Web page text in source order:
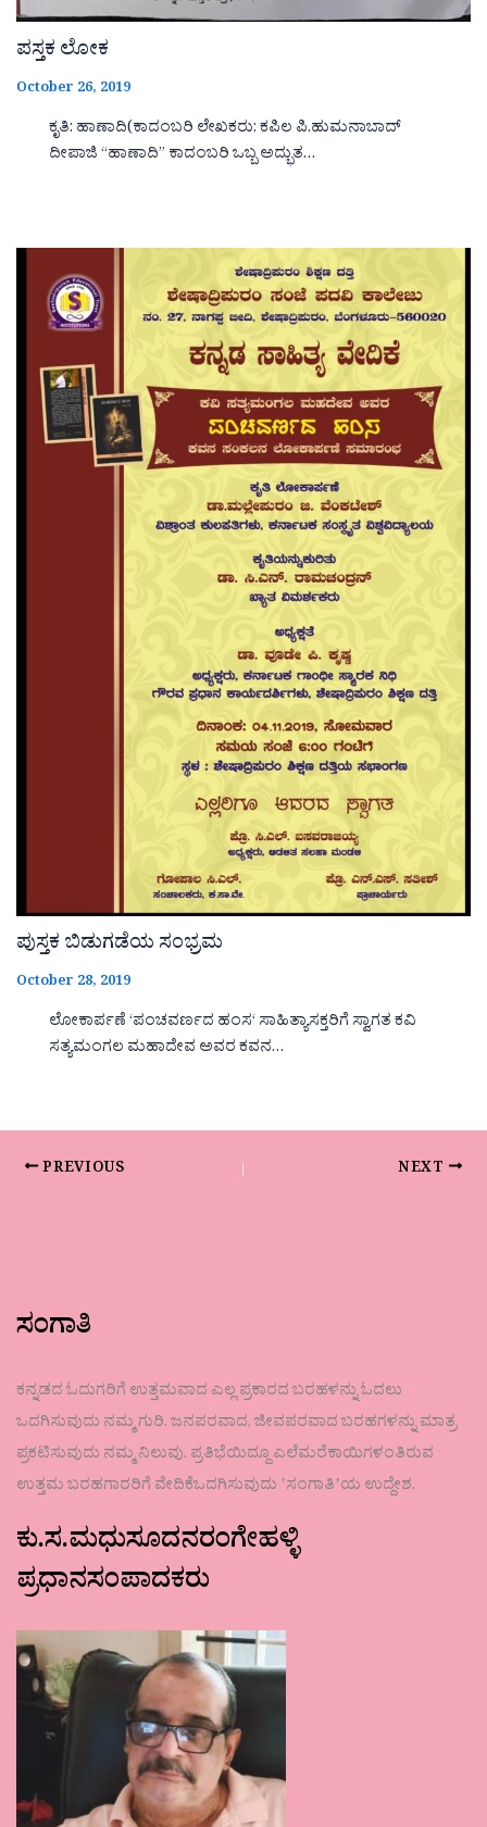
ಪಸ್ತಕ ಲೋಕ
October 26, 2019
ಕೃತಿ: ಹಾಣಾದಿ(ಕಾದಂಬರಿ ಲೇಖಕರು: ಕಪಿಲ ಪಿ.ಹುಮನಾಬಾದ್
ದೀಪಾಜಿ “ಹಾಣಾದಿ‌‌‌‌” ಕಾದಂಬರಿ ಒಬ್ಬ ಅದ್ಭುತ…
ಪುಸ್ತಕ ಬಿಡುಗಡೆಯ ಸಂಭ್ರಮ
October 28, 2019
ಲೋಕಾರ್ಪಣೆ ‘ಪಂಚವರ್ಣದ ಹಂಸ‘ ಸಾಹಿತ್ಯಾಸಕ್ತರಿಗೆ ಸ್ವಾಗತ ಕವಿ
ಸತ್ಯಮಂಗಲ ಮಹಾದೇವ ಅವರ ಕವನ…
PREVIOUS NEXT
ಸಂಗಾತಿ
ಕನ್ನಡದ ಓದುಗರಿಗೆ ಉತ್ತಮವಾದ ಎಲ್ಲ ಪ್ರಕಾರದ ಬರಹಳನ್ನು ಓದಲು
ಒದಗಿಸುವುದು ನಮ್ಮ ಗುರಿ. ಜನಪರವಾದ, ಜೀವಪರವಾದ ಬರಹಗಳನ್ನು ಮಾತ್ರ
ಪ್ರಕಟಿಸುವುದು ನಮ್ಮ ನಿಲುವು. ಪ್ರತಿಭೆಯಿದ್ದೂ ಎಲೆಮರೆಕಾಯಿಗಳಂತಿರುವ
ಉತ್ತಮ ಬರಹಗಾರರಿಗೆ ವೇದಿಕೆಒದಗಿಸುವುದು ʼಸಂಗಾತಿʼಯ ಉದ್ದೇಶ.
ಕು.ಸ.ಮಧುಸೂದನರಂಗೇಹಳ್ಳಿ
ಪ್ರಧಾನಸಂಪಾದಕರು